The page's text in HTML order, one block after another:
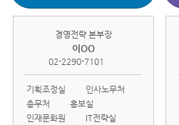
경영전략 본부장
이OO
02-2290-7101
기획조정실
인사노무처
총무처
홍보실
인재문화원
IT전략실